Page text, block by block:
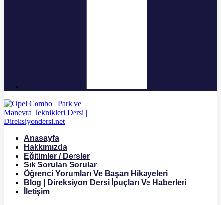
Anasayfa
Hakkımızda
Eğitimler / Dersler
Sık Sorulan Sorular
Öğrenci Yorumları Ve Başarı Hikayeleri
Blog | Direksiyon Dersi İpuçları Ve Haberleri
İletişim